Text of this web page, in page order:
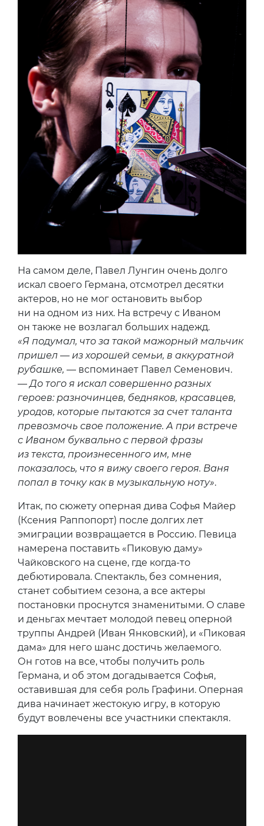
На самом деле, Павел Лунгин очень долго
искал своего Германа, отсмотрел десятки
актеров, но не мог остановить выбор
ни на одном из них. На встречу с Иваном
он также не возлагал больших надежд.
«Я подумал, что за такой мажорный мальчик
пришел — из хорошей семьи, в аккуратной
рубашке, — вспоминает Павел Семенович.
— До того я искал совершенно разных
героев: разночинцев, бедняков, красавцев,
уродов, которые пытаются за счет таланта
превозмочь свое положение. А при встрече
с Иваном буквально с первой фразы
из текста, произнесенного им, мне
показалось, что я вижу своего героя. Ваня
попал в точку как в музыкальную ноту».
Итак, по сюжету оперная дива Софья Майер
(Ксения Раппопорт) после долгих лет
эмиграции возвращается в Россию. Певица
намерена поставить «Пиковую даму»
Чайковского на сцене, где когда-то
дебютировала. Спектакль, без сомнения,
станет событием сезона, а все актеры
постановки проснутся знаменитыми. О славе
и деньгах мечтает молодой певец оперной
труппы Андрей (Иван Янковский), и «Пиковая
дама» для него шанс достичь желаемого.
Он готов на все, чтобы получить роль
Германа, и об этом догадывается Софья,
оставившая для себя роль Графини. Оперная
дива начинает жестокую игру, в которую
будут вовлечены все участники спектакля.